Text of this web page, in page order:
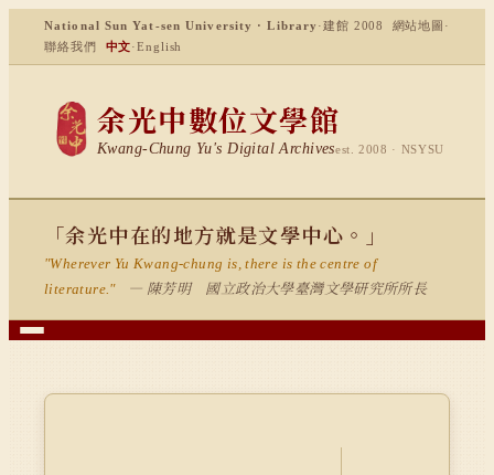
National Sun Yat-sen University · Library ·建館 2008 網站地圖 ·
聯絡我們
中文·English
余光中數位文學館
Kwang-Chung Yu's Digital Archivesest. 2008 · NSYSU
「余光中在的地方就是文學中心。」
"Wherever Yu Kwang-chung is, there is the centre of
literature."
— 陳芳明 國立政治大學臺灣文學研究所所長